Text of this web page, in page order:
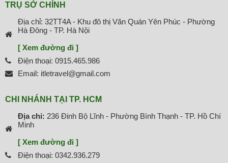
TRỤ SỞ CHÍNH
Địa chỉ: 32TT4A - Khu đô thị Văn Quán Yên Phúc - Phường
Hà Đông - TP. Hà Nội
[ Xem đường đi ]
Điện thoại: 0915.465.986
Email: itletravel@gmail.com
CHI NHÁNH TẠI TP. HCM
Địa chỉ: 236 Đinh Bộ Lĩnh - Phường Bình Thạnh - TP. Hồ Chí
Minh
[ Xem đường đi ]
Điện thoại: 0342.936.279